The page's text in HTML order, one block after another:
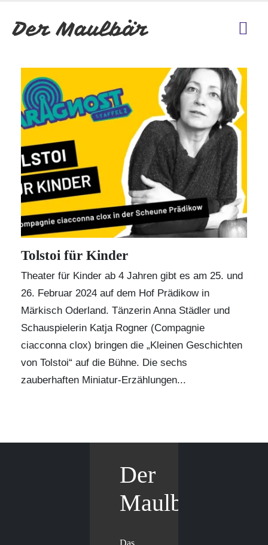
Tolstoi für Kinder
Theater für Kinder ab 4 Jahren gibt es am 25. und
26. Februar 2024 auf dem Hof Prädikowin
Märkisch Oderland. Tänzerin Anna Städler und
Schauspielerin Katja Rogner (Compagnie
ciacconna clox) bringen die „Kleinen Geschichten
von Tolstoi“ auf die Bühne. Die sechs
zauberhaften Miniatur-Erzählungen...
Der
Maulbär
Das